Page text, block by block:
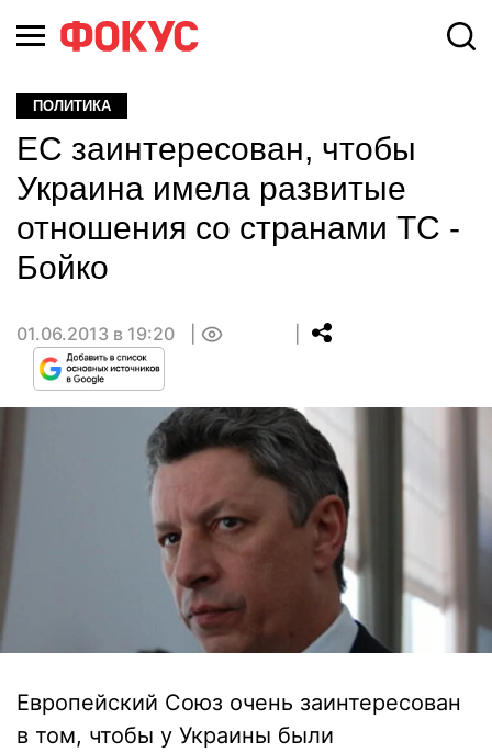
ПОЛИТИКА
ЕС заинтересован, чтобы
Украина имела развитые
отношения со странами ТС -
Бойко
01.06.2013 в 19:20
Европейский Союз очень заинтересован
в том, чтобы у Украины были